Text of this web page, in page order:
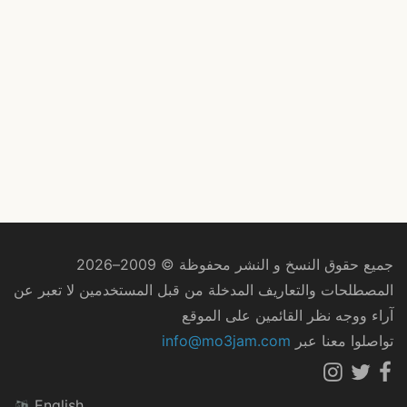
جميع حقوق النسخ و النشر محفوظة © 2009–2026
المصطلحات والتعاريف المدخلة من قبل المستخدمين لا تعبر عن
آراء ووجه نظر القائمين على الموقع
تواصلوا معنا عبر info@mo3jam.com